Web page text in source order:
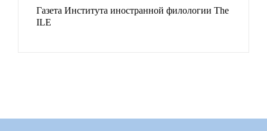
Газета Института иностранной филологии The
ILE